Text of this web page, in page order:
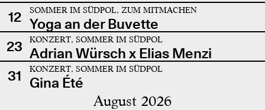
12 SOMMER IM SÜDPOL, ZUM MITMACHEN
Yoga an der Buvette
23
KONZERT, SOMMER IM SÜDPOL
Adrian Würsch x Elias Menzi
31
KONZERT, SOMMER IM SÜDPOL
Gina Été
August 2026